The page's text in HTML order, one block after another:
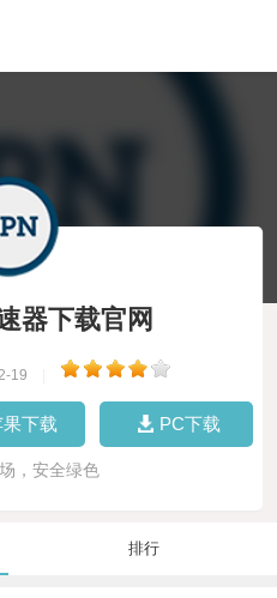
器下载官网
19
下载 PC下载
，安全绿色
排行